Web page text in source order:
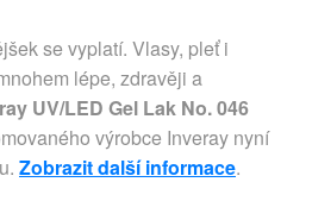
se vyplatí. Vlasy, pleť i
lépe, zdravěji a
UV/LED Gel Lak No. 046
výrobce Inveray nyní
Zobrazit další informace.